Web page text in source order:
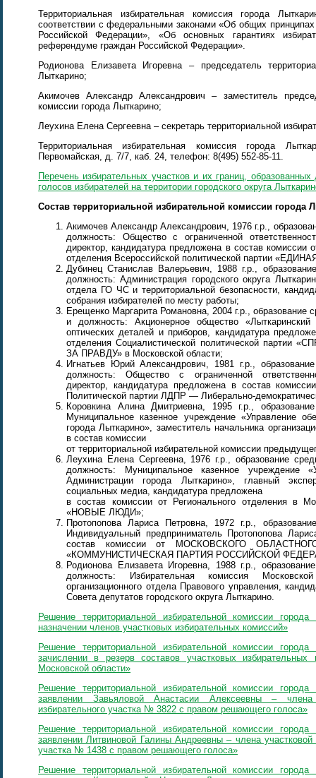
Территориальная избирательная комиссия города
соответствии с федеральными законами «Об общих принципах
Российской Федерации», «Об основных гарантиях
референдуме граждан Российской Федерации».
Родионова Елизавета Игоревна – председатель
Лыткарино;
Акимочев Александр Александрович – заместитель
комиссии города Лыткарино;
Леухина Елена Сергеевна – секретарь территориальной
Территориальная избирательная комиссия города
Первомайская, д. 7/7, каб. 24, телефон: 8(495) 552-85-11.
Перечень избирательных участков и их границ,
голосов избирателей на территории городского округа
Состав территориальной избирательной комиссии города
Акимочев Александр Александрович, 1976 г.р.,
должность: Общество с ограниченной
директор, кандидатура предложена в состав комиссии
отделения Всероссийской политической партии
Дубинец Станислав Валерьевич, 1988 г.р.,
должность: Администрация городского округа
отдела ГО ЧС и территориальной безопасности,
собрания избирателей по месту работы;
Ерещенко Маргарита Романовна, 2004 г.р., образование
и должность: Акционерное общество «Лыткаринский
оптических деталей и приборов, кандидатура
отделения Социалистической политической
ЗА ПРАВДУ» в Московской области;
Игнатьев Юрий Александрович, 1981 г.р.,
должность: Общество с ограниченной
директор, кандидатура предложена в состав
Политической партии ЛДПР — Либерально-
Коровкина Алина Дмитриевна, 1995 г.р.,
Муниципальное казенное учреждение «Управление
города Лыткарино», заместитель начальника
в состав комиссии
от территориальной избирательной комиссии
Леухина Елена Сергеевна, 1976 г.р., образование
должность: Муниципальное казенное учреждение
Администрации города Лыткарино», главный
социальных медиа, кандидатура предложена
в состав комиссии от Регионального отделения в
«НОВЫЕ ЛЮДИ»;
Протопопова Лариса Петровна, 1972 г.р.,
Индивидуальный предприниматель Протопопова
состав комиссии от МОСКОВСКОГО
«КОММУНИСТИЧЕСКАЯ ПАРТИЯ РОССИЙСКОЙ
Родионова Елизавета Игоревна, 1988 г.р.,
должность: Избирательная комиссия
организационного отдела Правового управления,
Совета депутатов городского округа Лыткарино.
Решение территориальной избирательной комиссии
назначении членов участковых избирательных комиссий»
Решение территориальной избирательной комиссии
зачислении в резерв составов участковых избирательных
Московской области»
Решение территориальной избирательной комиссии
заявлении Завьяловой Анастасии Алексеевны – члена
избирательного участка № 3822 с правом решающего голоса»
Решение территориальной избирательной комиссии
заявлении Литвиновой Галины Андреевны – члена участковой
участка № 1438 с правом решающего голоса»
Решение территориальной избирательной комиссии